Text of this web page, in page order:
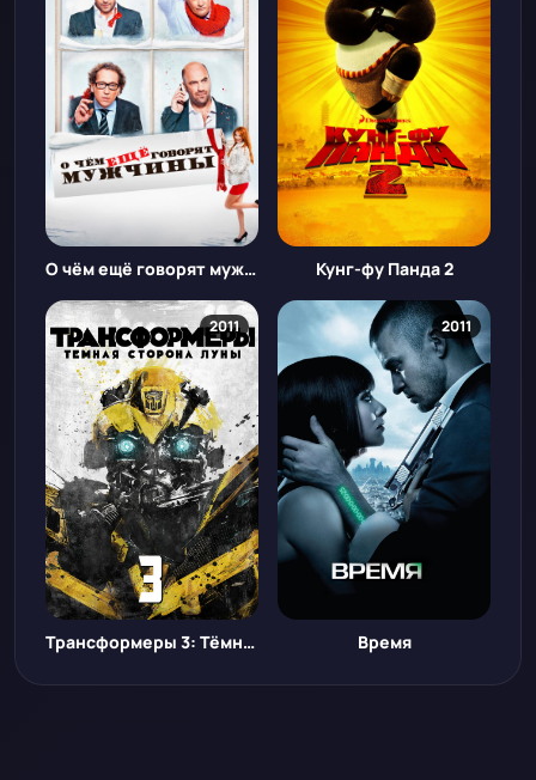
О чём ещё говорят мужчины Кунг-фу Панда 2
2011
Трансформеры 3: Тёмная сторона Луны
2011
Время